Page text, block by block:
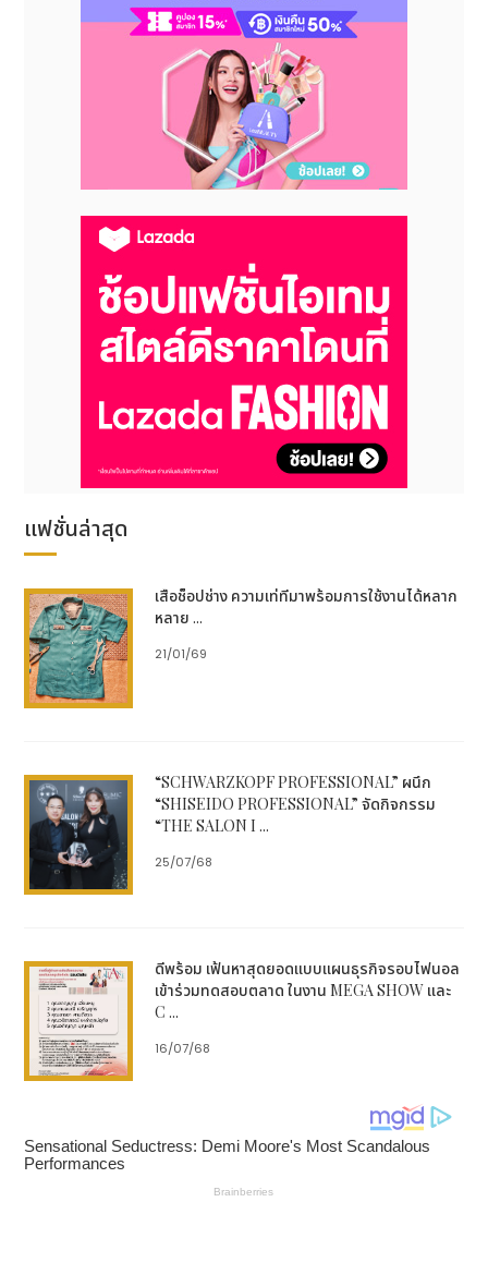
Line : https://lin.ee/cp9sd85
แฟชั่นล่าสุด
เสื้อช็อปช่าง ความเท่ที่มาพร้อมการใช้งานได้หลาก
หลาย ...
21/01/69
“SCHWARZKOPF PROFESSIONAL” ผนึก
“SHISEIDO PROFESSIONAL” จัดกิจกรรม
“THE SALON I ...
25/07/68
ดีพร้อม เฟ้นหาสุดยอดแบบแผนธุรกิจรอบไฟนอล
เข้าร่วมทดสอบตลาด ในงาน MEGA SHOW และ
C ...
16/07/68